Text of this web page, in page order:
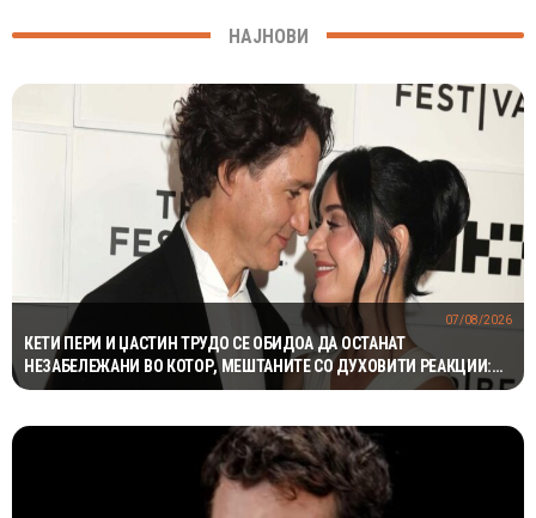
НАЈНОВИ
КЕТИ ПЕРИ И ЏАСТИН ТРУДО СЕ ОБИДОА ДА ОСТАНАТ
НЕЗАБЕЛЕЖАНИ ВО КОТОР, МЕШТАНИТЕ СО ДУХОВИТИ РЕАКЦИИ:
„НИКОЈ НЕ БИ ГИ ПРЕПОЗНАЛ“
07/08/2026